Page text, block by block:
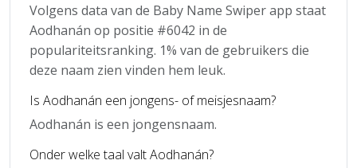
Volgens data van de Baby Name Swiper app staat
Aodhanán op positie #6042 in de
populariteitsranking. 1% van de gebruikers die
deze naam zien vinden hem leuk.
Is Aodhanán een jongens- of meisjesnaam?
Aodhanán is een jongensnaam.
Onder welke taal valt Aodhanán?